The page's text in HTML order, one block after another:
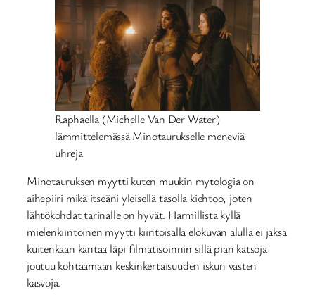
Raphaella (Michelle Van Der Water)
lämmittelemässä Minotaurukselle meneviä
uhreja
Minotauruksen myytti kuten muukin mytologia on
aihepiiri mikä itseäni yleisellä tasolla kiehtoo, joten
lähtökohdat tarinalle on hyvät. Harmillista kyllä
mielenkiintoinen myytti kiintoisalla elokuvan alulla ei jaksa
kuitenkaan kantaa läpi filmatisoinnin sillä pian katsoja
joutuu kohtaamaan keskinkertaisuuden iskun vasten
kasvoja.